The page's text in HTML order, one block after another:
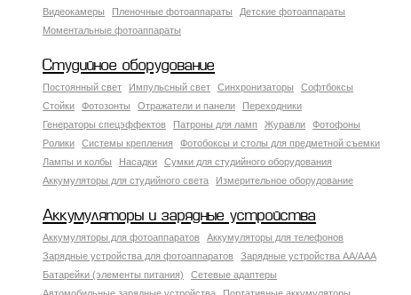
Видеокамеры
Пленочные фотоаппараты
Детские фотоаппараты
Моментальные фотоаппараты
Студийное оборудование
Постоянный свет Импульсный свет Синхронизаторы
Софтбоксы
Стойки
Фотозонты Отражатели и панели
Переходники
Генераторы спецэффектов
Патроны для ламп Журавли
Фотофоны
Ролики
Системы крепления
Фотобоксы и столы для предметной съемки
Лампы и колбы
Насадки
Сумки для студийного оборудования
Аккумуляторы для студийного света
Измерительное оборудование
Аккумуляторы и зарядные устройства
Аккумуляторы для фотоаппаратов
Аккумуляторы для телефонов
Зарядные устройства для фотоаппаратов
Зарядные устройства AA/AAA
Батарейки (элементы питания)
Сетевые адаптеры